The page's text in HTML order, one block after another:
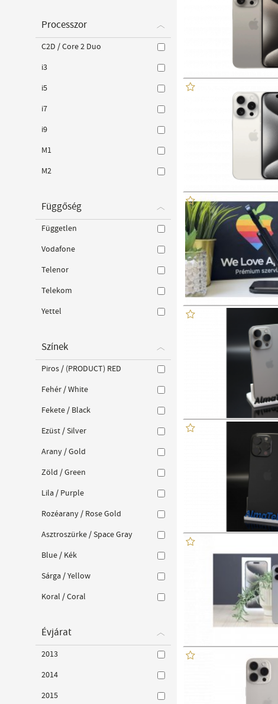
Processzor
C2D / Core 2 Duo
i3
i5
i7
i9
M1
M2
Függőség
Független
Vodafone
Telenor
Telekom
Yettel
Színek
Piros / (PRODUCT) RED
Fehér / White
Fekete / Black
Ezüst / Silver
Arany / Gold
Zöld / Green
Lila / Purple
Rozéarany / Rose Gold
Asztroszürke / Space Gray
Blue / Kék
Sárga / Yellow
Koral / Coral
Évjárat
2013
2014
2015